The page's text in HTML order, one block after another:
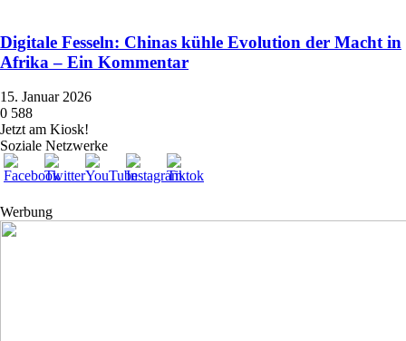
Digitale Fesseln: Chinas kühle Evolution der Macht in
Afrika – Ein Kommentar
15. Januar 2026
0 588
Jetzt am Kiosk!
Soziale Netzwerke
Werbung